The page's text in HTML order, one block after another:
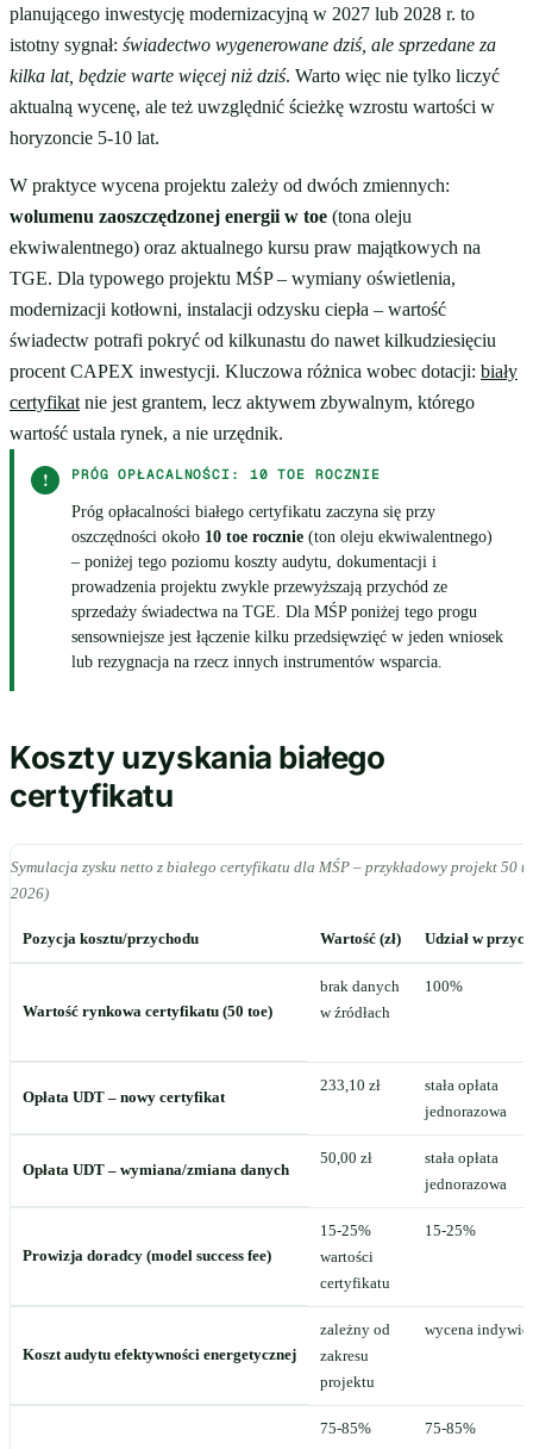
planującego inwestycję modernizacyjną w 2027 lub 2028 r. to
istotny sygnał: świadectwo wygenerowane dziś, ale sprzedane za
kilka lat, będzie warte więcej niż dziś. Warto więc nie tylko liczyć
aktualną wycenę, ale też uwzględnić ścieżkę wzrostu wartości w
horyzoncie 5-10 lat.
W praktyce wycena projektu zależy od dwóch zmiennych:
wolumenu zaoszczędzonej energii w toe (tona oleju
ekwiwalentnego) oraz aktualnego kursu praw majątkowych na
TGE. Dla typowego projektu MŚP – wymiany oświetlenia,
modernizacji kotłowni, instalacji odzysku ciepła – wartość
świadectw potrafi pokryć od kilkunastu do nawet kilkudziesięciu
procent CAPEX inwestycji. Kluczowa różnica wobec dotacji: biały
certyfikat nie jest grantem, lecz aktywem zbywalnym, którego
wartość ustala rynek, a nie urzędnik.
! PRÓG OPŁACALNOŚCI: 10 TOE ROCZNIE
Próg opłacalności białego certyfikatu zaczyna się przy
oszczędności około 10 toe rocznie (ton oleju ekwiwalentnego)
– poniżej tego poziomu koszty audytu, dokumentacji i
prowadzenia projektu zwykle przewyższają przychód ze
sprzedaży świadectwa na TGE. Dla MŚP poniżej tego progu
sensowniejsze jest łączenie kilku przedsięwzięć w jeden wniosek
lub rezygnacja na rzecz innych instrumentów wsparcia.
Koszty uzyskania białego
certyfikatu
Symulacja zysku netto z białego certyfikatu dla MŚP – przykładowy projekt 50
2026)
Pozycja kosztu/przychodu Wartość (zł) Udział w
Wartość rynkowa certyfikatu (50 toe)
brak danych
w źródłach
100%
Opłata UDT – nowy certyfikat
233,10 zł
stała opłata
jednorazowa
Opłata UDT – wymiana/zmiana danych
50,00 zł
stała opłata
jednorazowa
Prowizja doradcy (model success fee)
15-25%
wartości
certyfikatu
15-25%
Koszt audytu efektywności energetycznej
zależny od
zakresu
projektu
wycena
75-85%
75-85%